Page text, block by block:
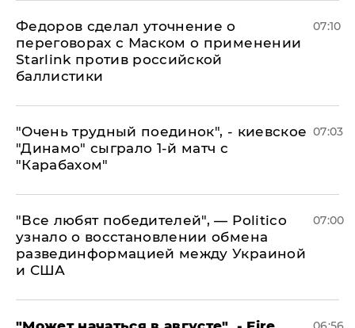
Федоров сделал уточнение о
переговорах с Маском о применении
Starlink против российской
баллистики
07:10
"Очень трудный поединок", - киевское
"Динамо" сыграло 1-й матч с
"Карабахом"
07:03
​"Все любят победителей", — Politico
узнало о восстановлении обмена
развединформацией между Украиной
и США
07:00